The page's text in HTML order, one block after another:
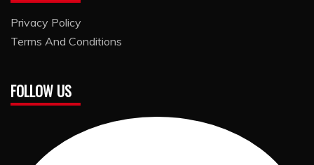
Privacy Policy
Terms And Conditions
FOLLOW US